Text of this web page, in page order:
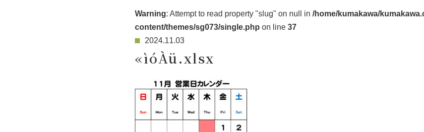
Warning: Attempt to read property "slug" on null in /home/kumakawa/
content/themes/sg073/single.php on line 37
2024.11.03
«ìóÀü.xlsx